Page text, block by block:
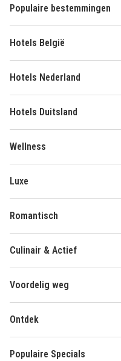
Populaire bestemmingen
Hotels België
Hotels Nederland
Hotels Duitsland
Wellness
Luxe
Romantisch
Culinair & Actief
Voordelig weg
Ontdek
Populaire Specials